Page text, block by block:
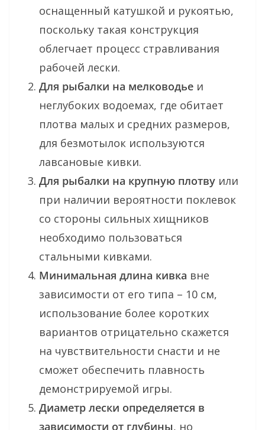
оснащенный катушкой и рукоятью,
поскольку такая конструкция
облегчает процесс стравливания
рабочей лески.
Для рыбалки на мелководье и
неглубоких водоемах, где обитает
плотва малых и средних размеров,
для безмотылок используются
лавсановые кивки.
Для рыбалки на крупную плотву или
при наличии вероятности поклевок
со стороны сильных хищников
необходимо пользоваться
стальными кивками.
Минимальная длина кивка вне
зависимости от его типа – 10 см,
использование более коротких
вариантов отрицательно скажется
на чувствительности снасти и не
сможет обеспечить плавность
демонстрируемой игры.
Диаметр лески определяется в
зависимости от глубины, но